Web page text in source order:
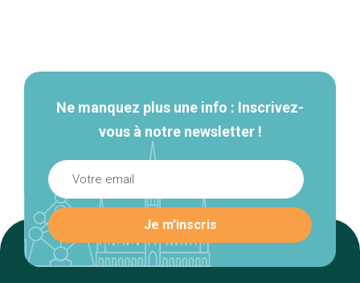
Ne manquez plus une info : Inscrivez-
vous à notre newsletter !